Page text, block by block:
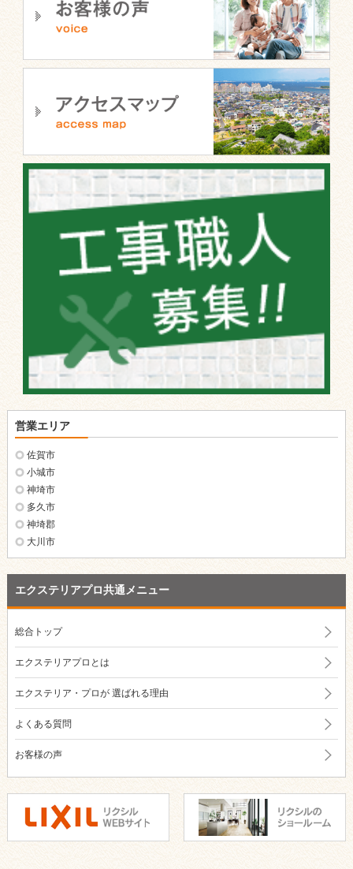
エクステリアプロ共通メニュー
総合トップ
エクステリアプロとは
エクステリア・プロが選ばれる理由
よくある質問
お客様の声
営業エリア
佐賀市
小城市
神埼市
多久市
神埼郡
大川市